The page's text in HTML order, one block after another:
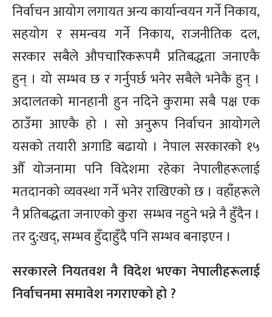
निर्वाचन आयोग लगायत अन्य कार्यान्वयन गर्ने निकाय,
सहयोग र समन्वय गर्ने निकाय, राजनीतिक दल,
सरकार सबैले औपचारिकरूपमै प्रतिबद्धता जनाएकै
हुन् । यो सम्भव छ र गर्नुपर्छ भनेर सबैले भनेकै हुन् ।
अदालतको मानहानी हुन नदिने कुरामा सबै पक्ष एक
ठाउँमा आएकै हो । सो अनुरूप निर्वाचन आयोगले
यसको तयारी अगाडि बढायो । नेपाल सरकारको १५
औँ योजनामा पनि विदेशमा रहेका नेपालीहरूलाई
मतदानको व्यवस्था गर्ने भनेर राखिएको छ । वहाँहरूले
नै प्रतिबद्धता जनाएको कुरा सम्भव नहुने भन्ने नै हुँदैन ।
तर दु:खद्, सम्भव हुँदाहुँदै पनि सम्भव बनाइएन ।
सरकारले नियतवश नै विदेश भएका नेपालीहरूलाई
निर्वाचनमा समावेश नगराएको हो ?